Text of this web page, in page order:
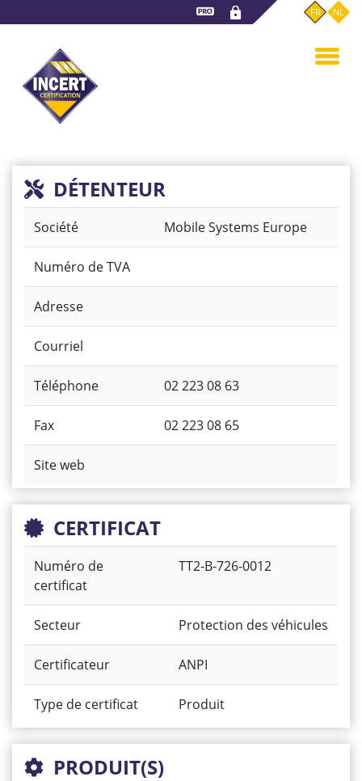
au
principal
FR NL
DÉTENTEUR
Société Mobile Systems Europe
Numéro de TVA
Adresse
Courriel
Téléphone 02 223 08 63
Fax 02 223 08 65
Site web
CERTIFICAT
Numéro de
certificat
TT2-B-726-0012
Secteur Protection des véhicules
Certificateur ANPI
Type de certificat Produit
PRODUIT(S)